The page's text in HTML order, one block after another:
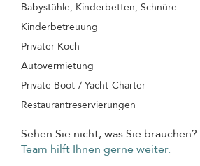
Babystühle, Kinderbetten, Schnüre
Kinderbetreuung
Privater Koch
Autovermietung
Private Boot-/ Yacht-Charter
Restaurantreservierungen
Sehen Sie nicht, was Sie brauchen?
Team hilft Ihnen gerne weiter.